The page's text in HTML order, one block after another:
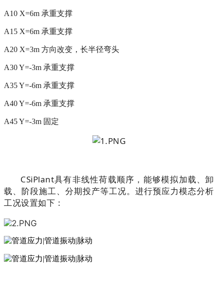
A10 X=6m 承重支撑
A15 X=6m 承重支撑
A20 X=3m 方向改变，长半径弯头
A30 Y=-3m 承重支撑
A35 Y=-6m 承重支撑
A40 Y=-6m 承重支撑
A45 Y=-3m 固定
CSiPlant具有非线性荷载顺序，能够模拟加载、卸
载、阶段施工、分期投产等工况。进行预应力模态分析
工况设置如下：